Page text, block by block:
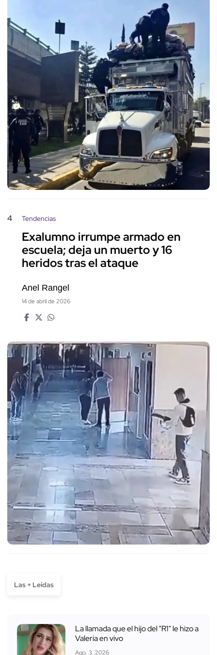
4 Tendencias
Exalumno irrumpe armado en
escuela; deja un muerto y 16
heridos tras el ataque
Anel Rangel
14 de abril de 2026
Las + Leídas
La llamada que el hijo del "R1" le hizo a
Valeria en vivo
Ago. 3, 2026